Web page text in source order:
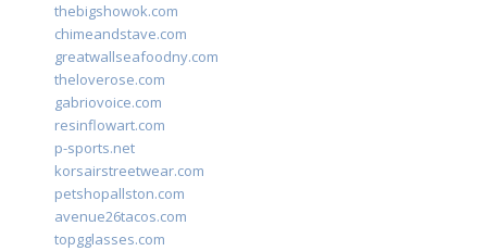
thebigshowok.com
chimeandstave.com
greatwallseafoodny.com
theloverose.com
gabriovoice.com
resinflowart.com
p-sports.net
korsairstreetwear.com
petshopallston.com
avenue26tacos.com
topgglasses.com